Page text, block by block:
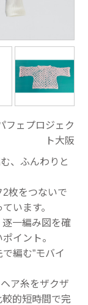
フェプロジェク
ト大阪
、ふんわりと
2枚をつないで
います。
一編み図を確
イント。
編む”モバイ
ア糸をザクザ
的短時間で完